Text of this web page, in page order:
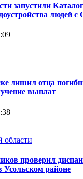
запустили
людей с
лишил отца
выплат
области
проверил
районе